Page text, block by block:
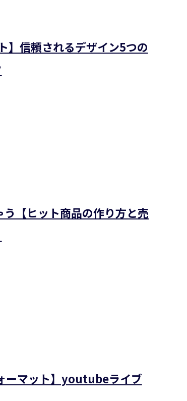
】信頼されるデザイン5つの
【ヒット商品の作り方と売
ーマット】youtubeライブ